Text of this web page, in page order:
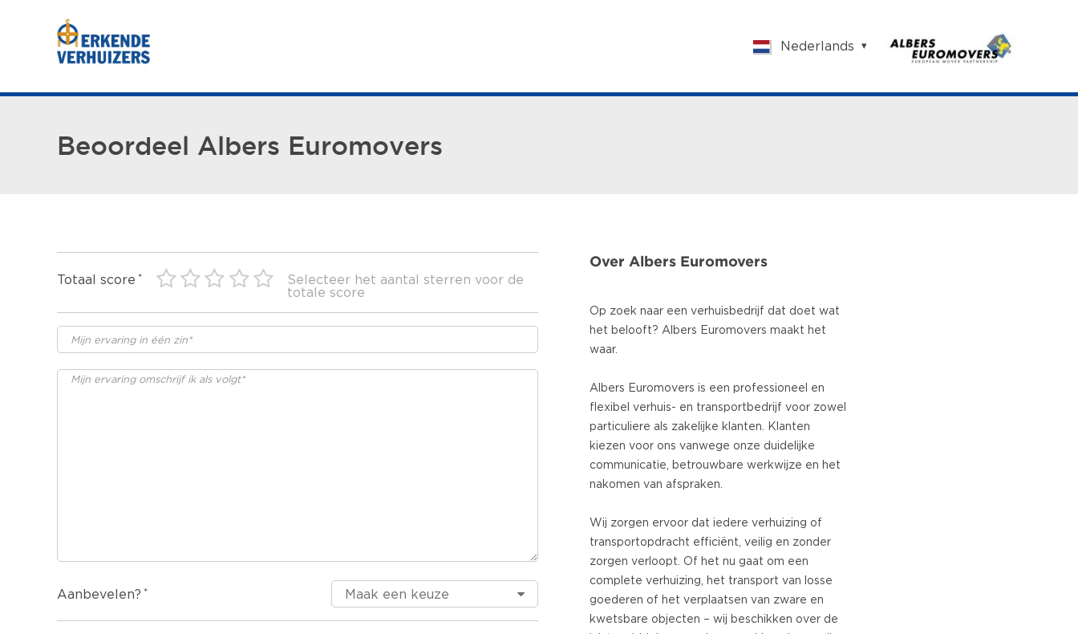
Nederlands
Nederlands
Beoordeel Albers Euromovers
Totaal score
Selecteer het aantal sterren voor de
totale score
Aanbevelen?
Over Albers Euromovers
Op zoek naar een verhuisbedrijf dat doet wat
het belooft? Albers Euromovers maakt het
waar.
Albers Euromovers is een professioneel en
flexibel verhuis- en transportbedrijf voor zowel
particuliere als zakelijke klanten. Klanten
kiezen voor ons vanwege onze duidelijke
communicatie, betrouwbare werkwijze en het
nakomen van afspraken.
Wij zorgen ervoor dat iedere verhuizing of
transportopdracht efficiënt, veilig en zonder
zorgen verloopt. Of het nu gaat om een
complete verhuizing, het transport van losse
goederen of het verplaatsen van zware en
kwetsbare objecten – wij beschikken over de